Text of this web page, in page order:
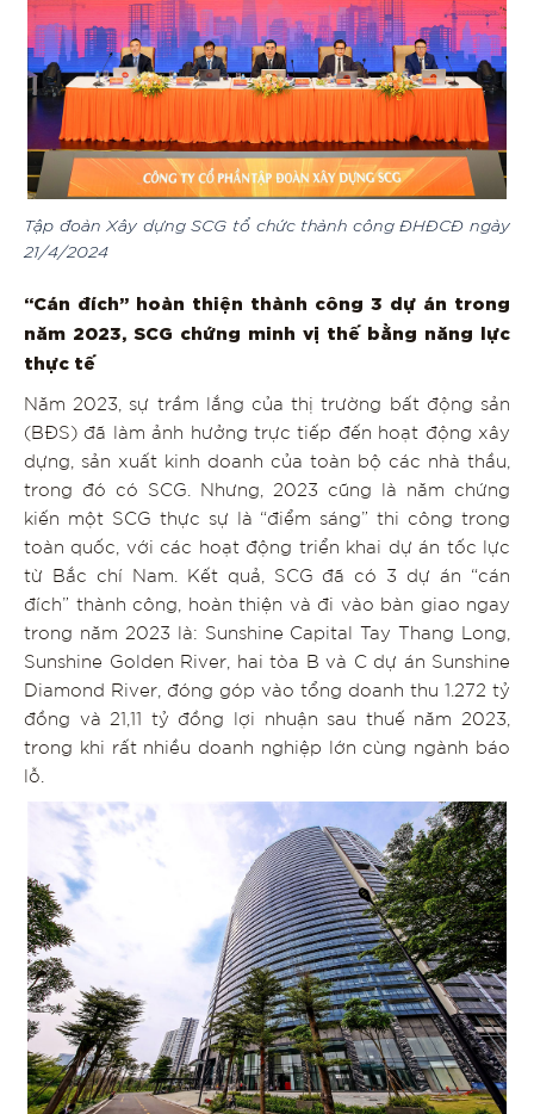
Tập đoàn Xây dựng SCG tổ chức thành công ĐHĐCĐ ngày
21/4/2024
“Cán đích” hoàn thiện thành công 3 dự án trong
năm 2023, SCG chứng minh vị thế bằng năng lực
thực tế
Năm 2023, sự trầm lắng của thị trường bất động sản
(BĐS) đã làm ảnh hưởng trực tiếp đến hoạt động xây
dựng, sản xuất kinh doanh của toàn bộ các nhà thầu,
trong đó có SCG. Nhưng, 2023 cũng là năm chứng
kiến một SCG thực sự là “điểm sáng” thi công trong
toàn quốc, với các hoạt động triển khai dự án tốc lực
từ Bắc chí Nam. Kết quả, SCG đã có 3 dự án “cán
đích” thành công, hoàn thiện và đi vào bàn giao ngay
trong năm 2023 là: Sunshine Capital Tay Thang Long,
Sunshine Golden River, hai tòa B và C dự án Sunshine
Diamond River, đóng góp vào tổng doanh thu 1.272 tỷ
đồng và 21,11 tỷ đồng lợi nhuận sau thuế năm 2023,
trong khi rất nhiều doanh nghiệp lớn cùng ngành báo
lỗ.